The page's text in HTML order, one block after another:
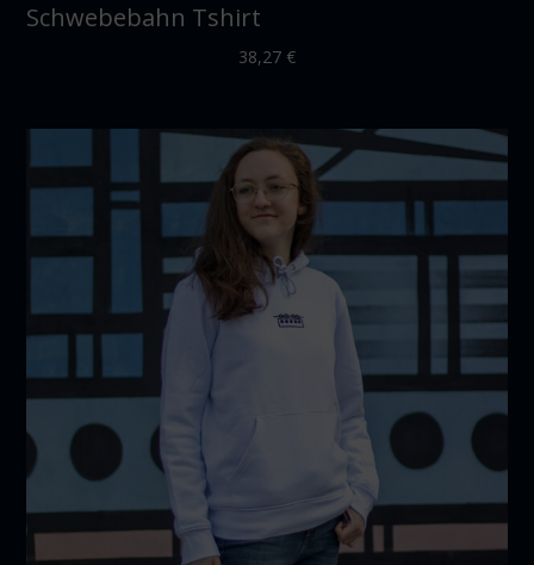
Schwebebahn Tshirt
38,27 €